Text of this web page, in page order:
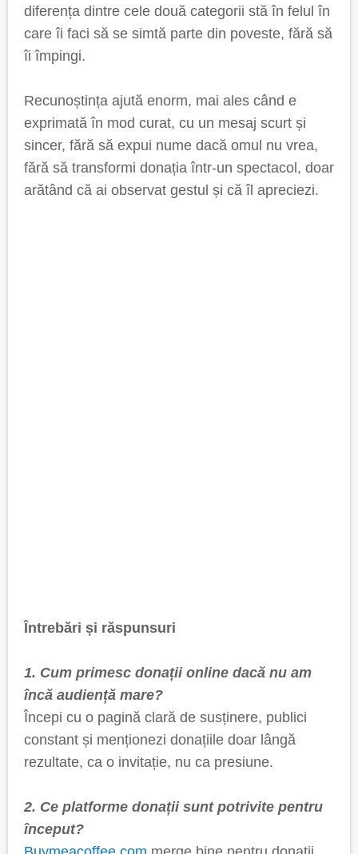
diferența dintre cele două categorii stă în felul în
care îi faci să se simtă parte din poveste, fără să
îi împingi.
Recunoștința ajută enorm, mai ales când e
exprimată în mod curat, cu un mesaj scurt și
sincer, fără să expui nume dacă omul nu vrea,
fără să transformi donația într-un spectacol, doar
arătând că ai observat gestul și că îl apreciezi.
Întrebări și răspunsuri
1. Cum primesc donații online dacă nu am
încă audiență mare?
Începi cu o pagină clară de susținere, publici
constant și menționezi donațiile doar lângă
rezultate, ca o invitație, nu ca presiune.
2. Ce platforme donații sunt potrivite pentru
început?